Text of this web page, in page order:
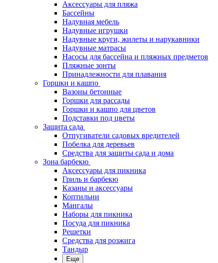
Аксессуары для пляжа
Бассейны
Надувная мебель
Надувные игрушки
Надувные круги, жилеты и нарукавники
Надувные матрасы
Насосы для бассейна и пляжных предметов
Пляжные зонты
Принадлежности для плавания
Горшки и кашпо
Вазоны бетонные
Горшки для рассады
Горшки и кашпо для цветов
Подставки под цветы
Защита сада
Отпугиватели садовых вредителей
Побелка для деревьев
Средства для защиты сада и дома
Зона барбекю
Аксессуары для пикника
Гриль и барбекю
Казаны и аксессуары
Коптильни
Мангалы
Наборы для пикника
Посуда для пикника
Решетки
Средства для розжига
Тандыр
Еще